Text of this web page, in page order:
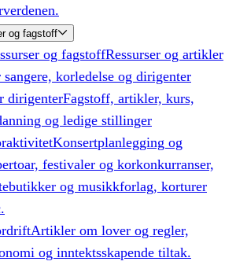
og fagstoff
og fagstoffRessurser og artikler
sangere, korledelse og dirigenter
dirigenterFagstoff, artikler, kurs,
og ledige stillinger
Konsertplanlegging og
festivaler og korkonkurranser,
og musikkforlag, korturer
Artikler om lover og regler,
og inntektsskapende tiltak.